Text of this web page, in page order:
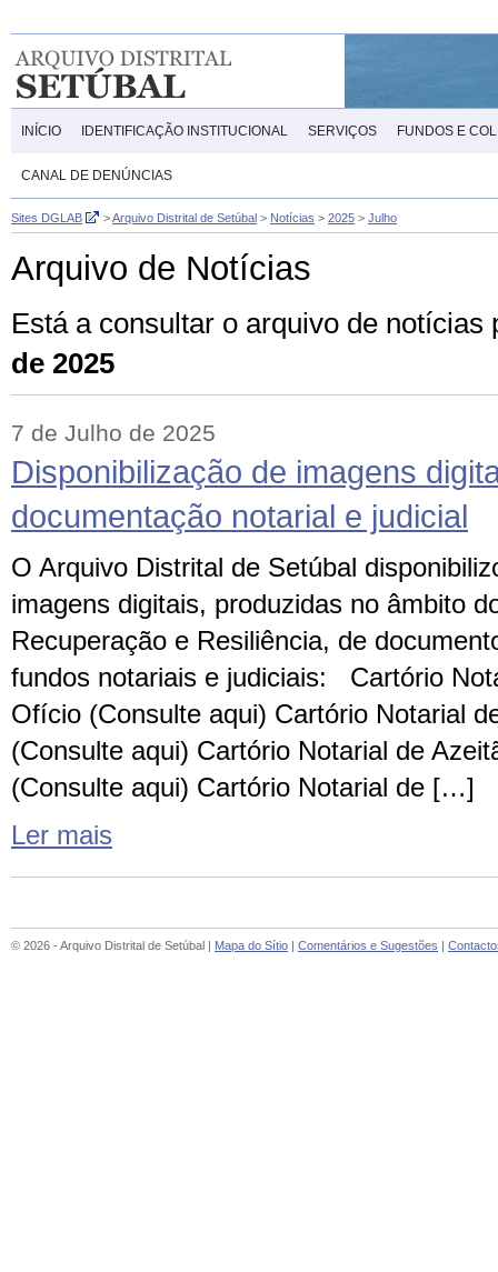
INÍCIO IDENTIFICAÇÃO INSTITUCIONAL SERVIÇOS FUNDOS E
CANAL DE DENÚNCIAS
Sites DGLAB >Arquivo Distrital de Setúbal > Notícias > 2025 > Julho
Arquivo de Notícias
Está a consultar o arquivo de
de 2025
7 de Julho de 2025
Disponibilização de imagens
documentação notarial e judicial
O Arquivo Distrital de Setúbal
imagens digitais, produzidas no âmbito
Recuperação e Resiliência, de
fundos notariais e judiciais: Cartório
Ofício (Consulte aqui) Cartório Notarial
(Consulte aqui) Cartório Notarial de
(Consulte aqui) Cartório Notarial de […]
Ler mais
© 2026 - Arquivo Distrital de Setúbal | Mapa do Sítio | Comentários e Sugestões |